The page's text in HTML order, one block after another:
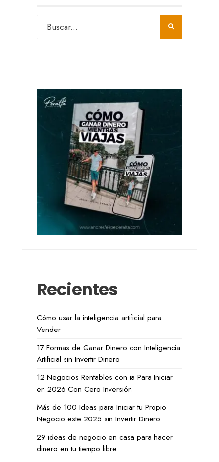
Recientes
Cómo usar la inteligencia artificial para
Vender
17 Formas de Ganar Dinero con Inteligencia
Artificial sin Invertir Dinero
12 Negocios Rentables con ia Para Iniciar
en 2026 Con Cero Inversión
Más de 100 Ideas para Iniciar tu Propio
Negocio este 2025 sin Invertir Dinero
29 ideas de negocio en casa para hacer
dinero en tu tiempo libre